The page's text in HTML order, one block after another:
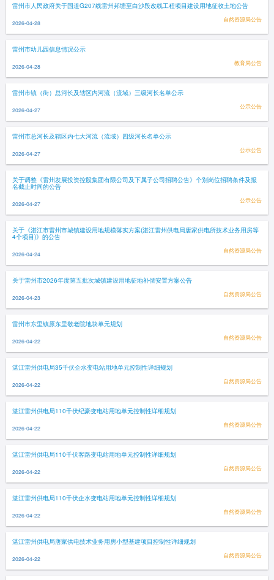
雷州市人民政府关于国道G207线雷州邦塘至白沙段改线工程项目建设用地征收土地公告
2026-04-28 自然资源局公告
雷州市幼儿园信息情况公示
2026-04-28 教育局公告
雷州市镇（街）总河长及辖区内河流（流域）三级河长名单公示
2026-04-27 公示公告
雷州市总河长及辖区内七大河流（流域）四级河长名单公示
2026-04-27 公示公告
关于调整《雷州发展投资控股集团有限公司及下属子公司招聘公告》个别岗位招聘条件及报
名截止时间的公告
2026-04-27 公示公告
关于《湛江市雷州市城镇建设用地规模落实方案(湛江雷州供电局唐家供电所技术业务用房等
4个项目)》的公告
2026-04-24 自然资源局公告
关于雷州市2026年度第五批次城镇建设用地征地补偿安置方案公告
2026-04-23 自然资源局公告
雷州市东里镇原东里敬老院地块单元规划
2026-04-22 自然资源局公告
湛江雷州供电局35千伏企水变电站用地单元控制性详细规划
2026-04-22 自然资源局公告
湛江雷州供电局110千伏纪豪变电站用地单元控制性详细规划
2026-04-22 自然资源局公告
湛江雷州供电局110千伏客路变电站用地单元控制性详细规划
2026-04-22 自然资源局公告
湛江雷州供电局110千伏企水变电站用地单元控制性详细规划
2026-04-22 自然资源局公告
湛江雷州供电局唐家供电技术业务用房小型基建项目控制性详细规划
2026-04-22 自然资源局公告